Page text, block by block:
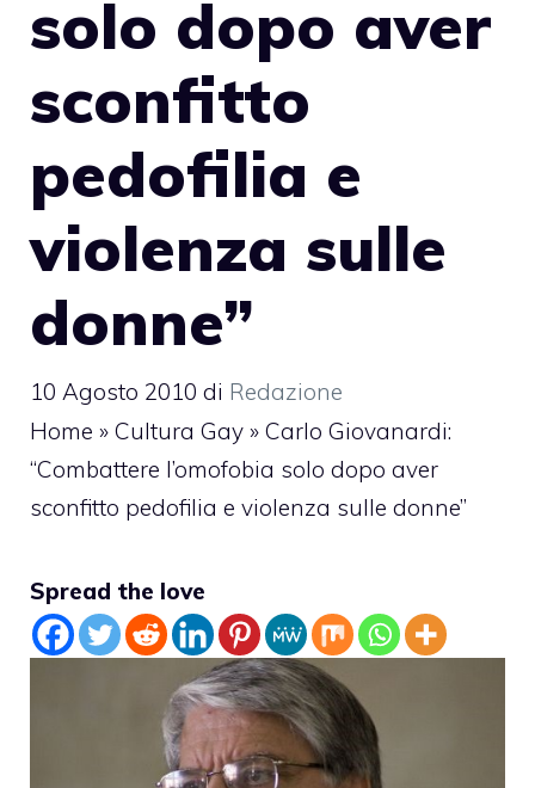
solo dopo aver
sconfitto
pedofilia e
violenza sulle
donne”
10 Agosto 2010 di Redazione
Home » Cultura Gay » Carlo Giovanardi:
“Combattere l’omofobia solo dopo aver
sconfitto pedofilia e violenza sulle donne”
Spread the love